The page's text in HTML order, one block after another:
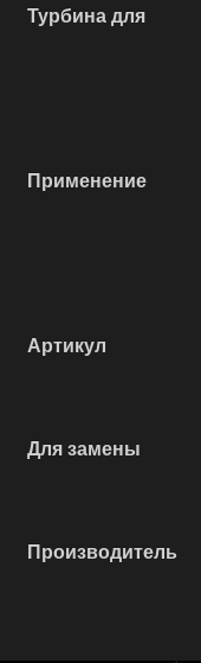
Турбина для
Применение
Артикул
Для замены
Производитель